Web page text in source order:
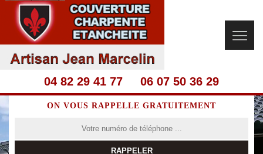
04 82 29 41 77 06 07 50 36 29
ON VOUS RAPPELLE GRATUITEMENT